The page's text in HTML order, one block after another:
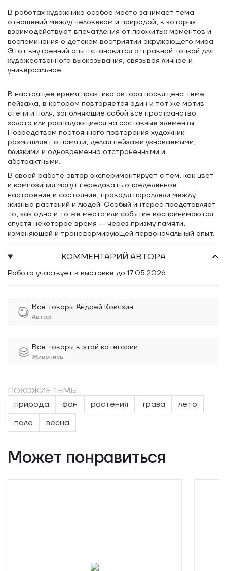
Все товары Андрей Ковязин
Автор
Все товары в этой категории
Живопись
В работах художника особое место занимает тема
отношений между человеком и природой, в которых
взаимодействуют впечатления от прожитых моментов и
воспоминания о детском восприятии окружающего мира.
Этот внутренний опыт становится отправной точкой для
художественного высказывания, связывая личное и
универсальное.
В настоящее время практика автора посвящена теме
пейзажа, в котором повторяется один и тот же мотив:
степи и поля, заполняющие собой всё пространство
холста или распадающиеся на составные элементы.
Посредством постоянного повторения художник
размышляет о памяти, делая пейзажи узнаваемыми,
близкими и одновременно отстранёнными и
абстрактными.
В своей работе автор экспериментирует с тем, как цвет
и композиция могут передавать определённое
настроение и состояние, проводя параллели между
жизнью растений и людей. Особый интерес представляет
то, как одно и то же место или событие воспринимаются
спустя некоторое время — через призму памяти,
изменяющей и трансформирующей первоначальный опыт.
КОММЕНТАРИЙ АВТОРА
Работа участвует в выставке до 17.05.2026
ПОХОЖИЕ ТЕМЫ
природа
фон растения трава
лето
поле
весна
Может понравиться